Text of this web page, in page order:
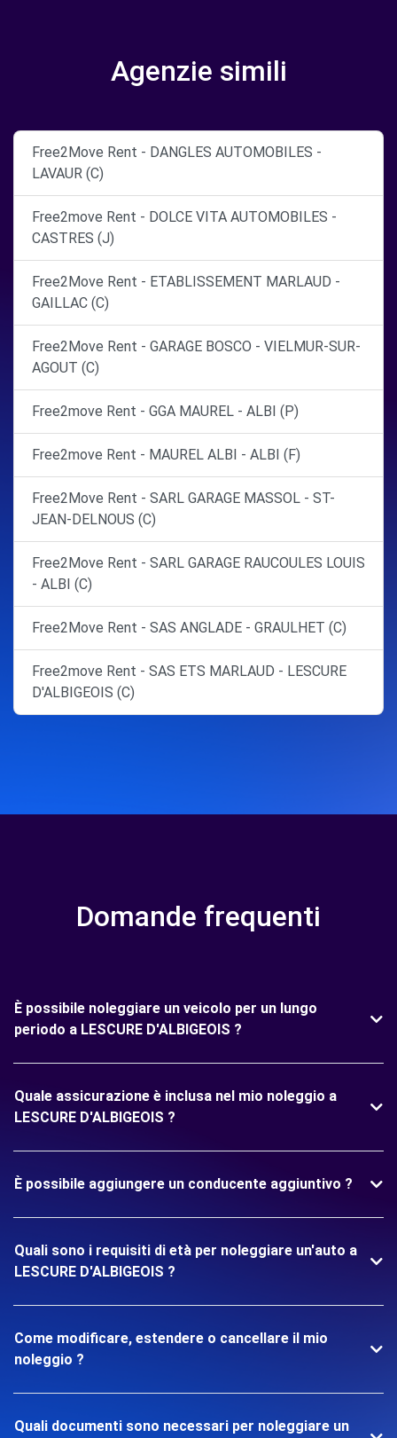
Agenzie simili
Free2Move Rent - DANGLES AUTOMOBILES -
LAVAUR (C)
Free2move Rent - DOLCE VITA AUTOMOBILES -
CASTRES (J)
Free2Move Rent - ETABLISSEMENT MARLAUD -
GAILLAC (C)
Free2Move Rent - GARAGE BOSCO - VIELMUR-SUR-
AGOUT (C)
Free2move Rent - GGA MAUREL - ALBI (P)
Free2move Rent - MAUREL ALBI - ALBI (F)
Free2Move Rent - SARL GARAGE MASSOL - ST-
JEAN-DELNOUS (C)
Free2Move Rent - SARL GARAGE RAUCOULES LOUIS
- ALBI (C)
Free2Move Rent - SAS ANGLADE - GRAULHET (C)
Free2move Rent - SAS ETS MARLAUD - LESCURE
D'ALBIGEOIS (C)
Domande frequenti
È possibile noleggiare un veicolo per un lungo
periodo a LESCURE D'ALBIGEOIS ?
Quale assicurazione è inclusa nel mio noleggio a
LESCURE D'ALBIGEOIS ?
È possibile aggiungere un conducente aggiuntivo ?
Quali sono i requisiti di età per noleggiare un'auto a
LESCURE D'ALBIGEOIS ?
Come modificare, estendere o cancellare il mio
noleggio ?
Quali documenti sono necessari per noleggiare un